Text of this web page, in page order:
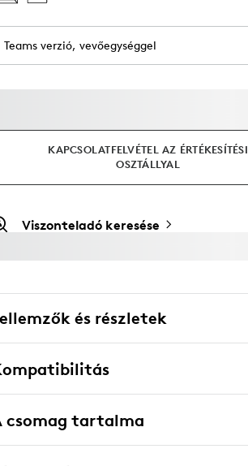
Teams verzió, vevőegységgel
KAPCSOLATFELVÉTEL AZ ÉRTÉKESÍTÉSI
OSZTÁLLYAL
Viszonteladó keresése
és részletek
csomag tartalma